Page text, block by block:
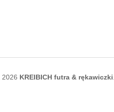
2026 KREIBICH futra & rękawiczki